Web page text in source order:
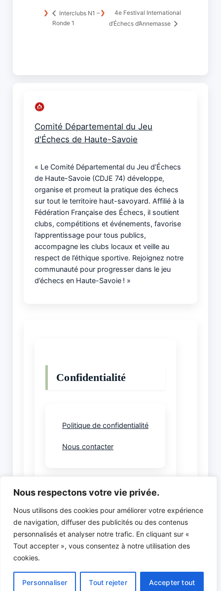
Nous respectons votre vie privée.
Nous utilisons des cookies pour améliorer votre expérience
de navigation, diffuser des publicités ou des contenus
personnalisés et analyser notre trafic. En cliquant sur «
Tout accepter », vous consentez à notre utilisation des
cookies.
Personnaliser Tout rejeter Accepter tout
Interclubs N1 –
Ronde 1
4e Festival International
d’Échecs d’Annemasse
Comité Départemental du Jeu
d'Échecs de Haute-Savoie
« Le Comité Départemental du Jeu d’Échecs
de Haute-Savoie (CDJE 74) développe,
organise et promeut la pratique des échecs
sur tout le territoire haut-savoyard. Affilié à la
Fédération Française des Échecs, il soutient
clubs, compétitions et événements, favorise
l’apprentissage pour tous publics,
accompagne les clubs locaux et veille au
respect de l’éthique sportive. Rejoignez notre
communauté pour progresser dans le jeu
d’échecs en Haute-Savoie ! »
Confidentialité
Politique de confidentialité
Nous contacter
Comité Départemental du Jeu d’Echecs de Haute-
Savoie (CDJE74)
Maison départementale des Sports et de la Vie
ANNECY